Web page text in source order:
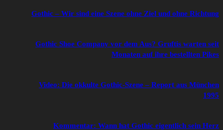
Gothic – Wir sind eine Szene ohne Ziel und ohne Richtung
Gothic Shoe Company vor dem Aus? Gruftis warten seit
Monaten auf ihre bestellten Pikes
Video: Die okkulte Gothic-Szene – Report aus München
1995
Kommentar: Wann hat Gothic eigentlich sein Herz